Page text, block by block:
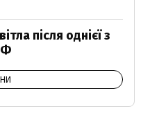
після однієї з